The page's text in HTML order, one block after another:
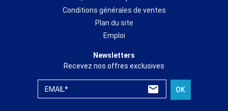
Conditions générales de ventes
Plan du site
Emploi
Newsletters
Recevez nos offres exclusives
EMAIL* OK